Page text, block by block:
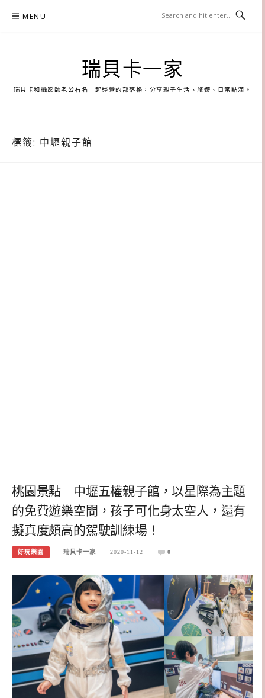
MENU
瑞貝卡一家
瑞貝卡和攝影師老公右名一起經營的部落格，分享親子生活、旅遊、日常點滴。
標籤: 中壢親子館
桃園景點｜中壢五權親子館，以星際為主題
的免費遊樂空間，孩子可化身太空人，還有
擬真度頗高的駕駛訓練場！
好玩樂園 瑞貝卡一家 2020-11-12 0